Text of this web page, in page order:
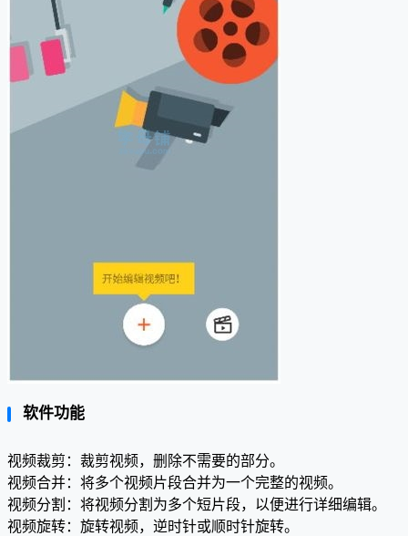
软件功能
视频裁剪：裁剪视频，删除不需要的部分。
视频合并：将多个视频片段合并为一个完整的视频。
视频分割：将视频分割为多个短片段，以便进行详细编辑。
视频旋转：旋转视频，逆时针或顺时针旋转。